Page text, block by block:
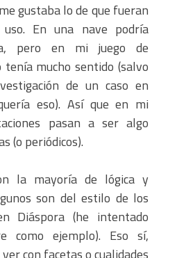
gustaba lo de que fueran
En una nave podría
pero en mi juego de
tenía mucho sentido (salvo
de un caso en
eso). Así que en mi
pasan a ser algo
(o periódicos).
la mayoría de lógica y
son del estilo de los
Diáspora (he intentado
como ejemplo). Eso sí,
con facetas o cualidades